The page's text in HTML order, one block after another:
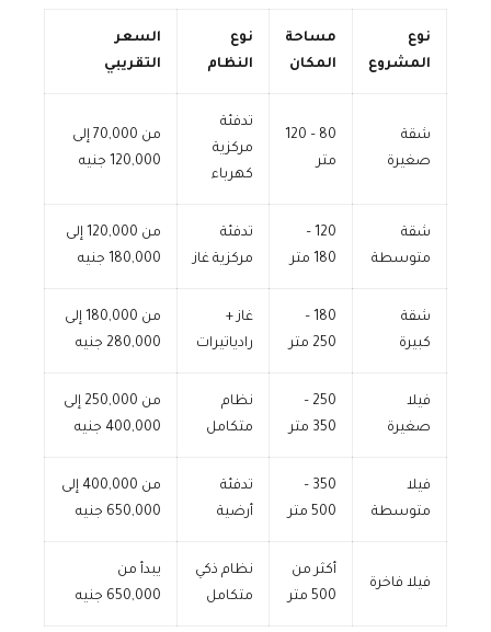
نوع
المشروع
مساحة
المكان
نوع
النظام
السعر
التقريبي
شقة
صغيرة
80 – 120
متر
تدفئة
مركزية
كهرباء
من 70,000 إلى
120,000 جنيه
شقة
متوسطة
120 –
180 متر
تدفئة
مركزية غاز
من 120,000 إلى
180,000 جنيه
شقة
كبيرة
180 –
250 متر
غاز +
رادياتيرات
من 180,000 إلى
280,000 جنيه
فيلا
صغيرة
250 –
350 متر
نظام
متكامل
من 250,000 إلى
400,000 جنيه
فيلا
متوسطة
350 –
500 متر
تدفئة
أرضية
من 400,000 إلى
650,000 جنيه
فيلا فاخرة
أكثر من
500 متر
نظام ذكي
متكامل
يبدأ من
650,000 جنيه